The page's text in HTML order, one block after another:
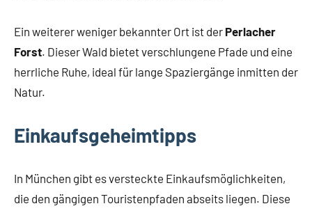
Ein weiterer weniger bekannter Ort ist der Perlacher
Forst. Dieser Wald bietet verschlungene Pfade und eine
herrliche Ruhe, ideal für lange Spaziergänge inmitten der
Natur.
Einkaufsgeheimtipps
In München gibt es versteckte Einkaufsmöglichkeiten,
die den gängigen Touristenpfaden abseits liegen. Diese